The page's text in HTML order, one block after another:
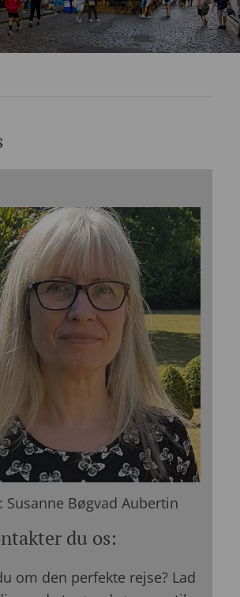
Susanne Bøgvad Aubertin
du os:
om den perfekte rejse? Lad